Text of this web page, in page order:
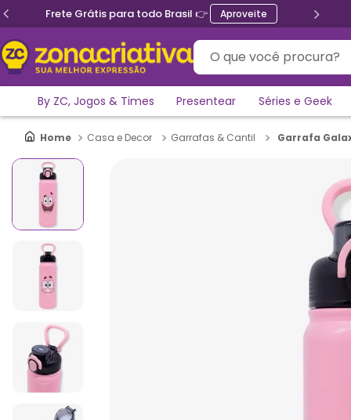
Frete Grátis para todo Brasil 👉 Aproveite
O que você procura?
By ZC, Jogos & Times Presentear Séries e Geek
Casa e Decor Garrafas & Cantil Garrafa